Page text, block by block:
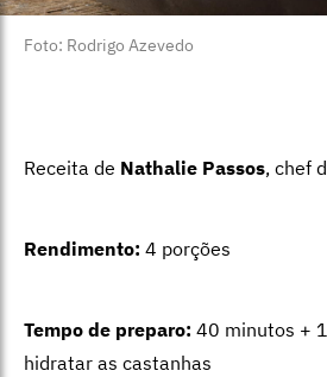
Foto: Rodrigo Azevedo
Receita de Nathalie Passos, chef
Rendimento: 4 porções
Tempo de preparo: 40 minutos +
hidratar as castanhas